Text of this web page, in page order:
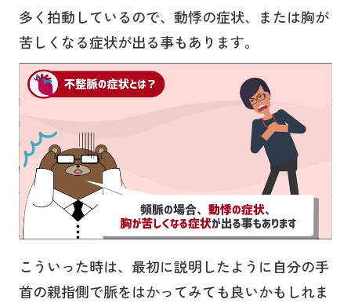
多く拍動しているので、動悸の症状、または胸が
苦しくなる症状が出る事もあります。
こういった時は、最初に説明したように自分の手
首の親指側で脈をはかってみても良いかもしれま